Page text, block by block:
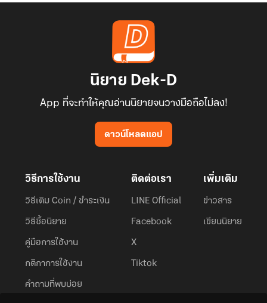
นิยาย Dek-D
App ที่จะทำให้คุณอ่านนิยายจนวางมือถือไม่ลง!
ดาวน์โหลดแอป
วิธีการใช้งาน
วิธีเติม Coin / ชำระเงิน
วิธีซื้อนิยาย
คู่มือการใช้งาน
กติกาการใช้งาน
คำถามที่พบบ่อย
ติดต่อเรา
LINE Official
Facebook
X
Tiktok
เพิ่มเติม
ข่าวสาร
เขียนนิยาย